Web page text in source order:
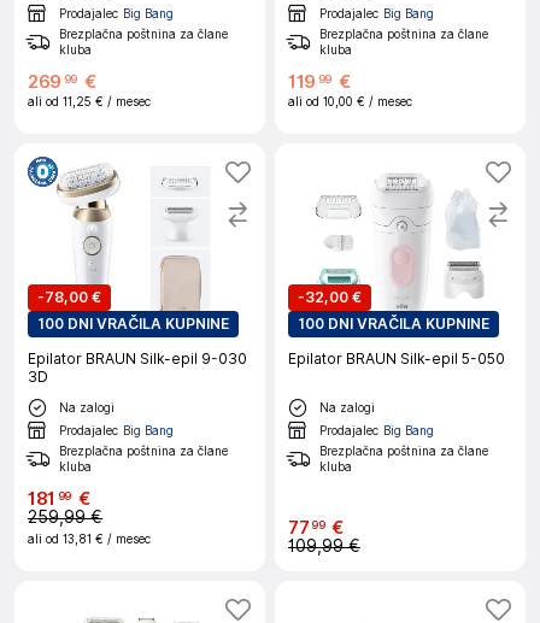
Prodajalec Big Bang
Brezplačna poštnina za člane
kluba
269 99 €
ali od 11,25 € / mesec
Prodajalec Big Bang
Brezplačna poštnina za člane
kluba
119 99 €
ali od 10,00 € / mesec
-78,00 €
100 DNI VRAČILA KUPNINE
Epilator BRAUN Silk-epil 9-030
3D
Na zalogi
Prodajalec Big Bang
Brezplačna poštnina za člane
kluba
181 99 €
259,99 €
ali od 13,81 € / mesec
-32,00 €
100 DNI VRAČILA KUPNINE
Epilator BRAUN Silk-epil 5-050
Na zalogi
Prodajalec Big Bang
Brezplačna poštnina za člane
kluba
7799 €
109,99 €